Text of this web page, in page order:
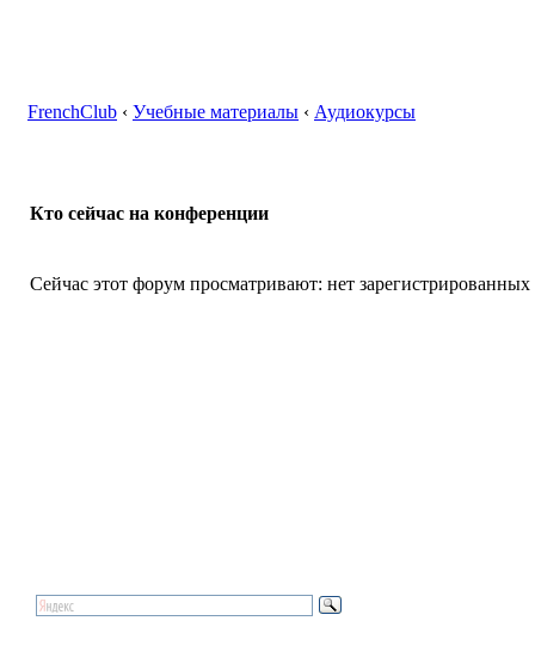
FrenchClub ‹ Учебные материалы ‹ Аудиокурсы
Кто сейчас на конференции
Сейчас этот форум просматривают: нет зарегистрированных